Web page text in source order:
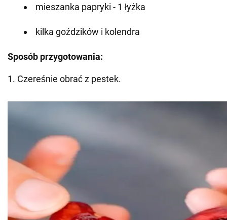
mieszanka papryki - 1 łyżka
kilka goździków i kolendra
Sposób przygotowania:
1. Czereśnie obrać z pestek.